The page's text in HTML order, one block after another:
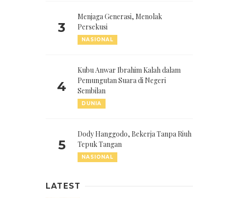
3
Menjaga Generasi, Menolak
Persekusi
NASIONAL
4
Kubu Anwar Ibrahim Kalah dalam
Pemungutan Suara di Negeri
Sembilan
DUNIA
5
Dody Hanggodo, Bekerja Tanpa Riuh
Tepuk Tangan
NASIONAL
LATEST